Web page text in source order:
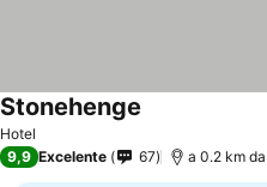
Hotel
Stonehenge
9,9 Excelente 67 a 0.2 km